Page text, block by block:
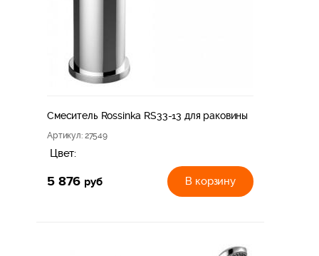
Смеситель Rossinka RS33-13 для раковины
Артикул: 27549
Цвет:
5 876 руб В корзину